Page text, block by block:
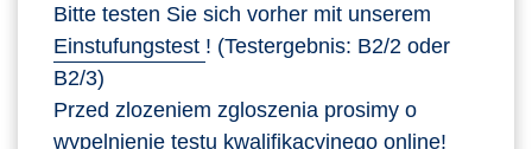
Bitte testen Sie sich vorher mit unserem
Einstufungstest ! (Testergebnis: B2/2 oder
B2/3)
Przed zlozeniem zgloszenia prosimy o
wypelnienie testu kwalifikacyjnego online!